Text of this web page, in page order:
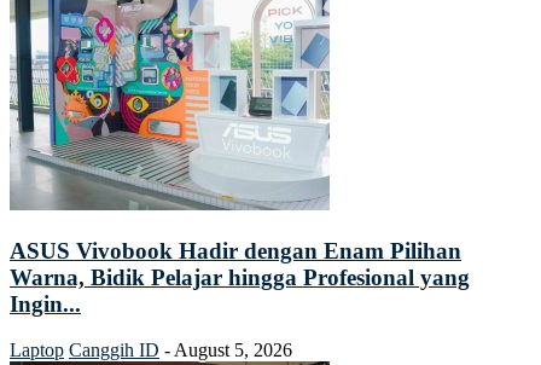
ASUS Vivobook Hadir dengan Enam Pilihan
Warna, Bidik Pelajar hingga Profesional yang
Ingin...
Laptop Canggih ID -August 5, 2026